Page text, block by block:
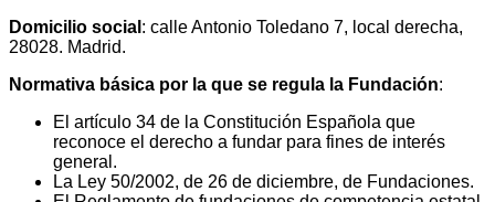
Domicilio social : calle Antonio Toledano 7, local derecha,
28028. Madrid.
Normativa básica por la que se regula la Fundación:
El artículo 34 de la Constitución Española que
reconoce el derecho a fundar para fines de interés
general.
La Ley 50/2002, de 26 de diciembre, de Fundaciones.